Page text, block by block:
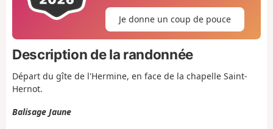
Je donne un coup de pouce
Description de la randonnée
Départ du gîte de l'Hermine, en face de la chapelle Saint-
Hernot.
Balisage Jaune